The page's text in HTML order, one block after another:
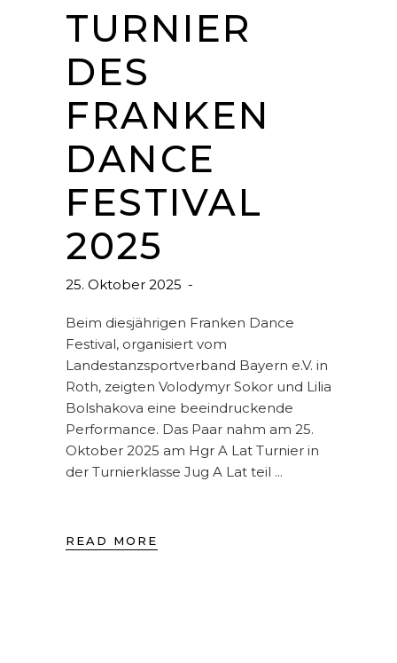
TURNIER
DES
FRANKEN
DANCE
FESTIVAL
2025
25. Oktober 2025
Beim diesjährigen Franken Dance
Festival, organisiert vom
Landestanzsportverband Bayern e.V. in
Roth, zeigten Volodymyr Sokor und Lilia
Bolshakova eine beeindruckende
Performance. Das Paar nahm am 25.
Oktober 2025 am Hgr A Lat Turnier in
der Turnierklasse Jug A Lat teil
READ MORE